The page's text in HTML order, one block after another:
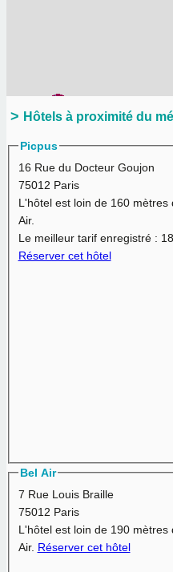
Hôtels à proximité du
Picpus
16 Rue du Docteur Goujon
75012 Paris
L'hôtel est loin de 160 mètres
Air.
Le meilleur tarif enregistré :
Réserver cet hôtel
Bel Air
7 Rue Louis Braille
75012 Paris
L'hôtel est loin de 190 mètres
Air. Réserver cet hôtel